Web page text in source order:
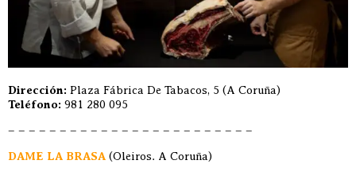
Dirección: Plaza Fábrica De Tabacos, 5 (A Coruña)
Teléfono: 981 280 095
– – – – – – – – – – – – – – – – – – – – – – – –
DAME LA BRASA (Oleiros. A Coruña)